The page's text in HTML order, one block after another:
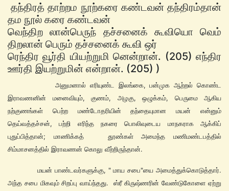
தந்திரத் தாற்றம நூற்கரை கண்டவன் தந்திரம்தான்
தம நூல் கரை கண்டவன்
வெந்திற லான்பெருந் தச்சனைக் கூவியொ வெம்
திறலான் பெரும் தச்சனைக் கூவி ஒர்
ரெந்திர வூர்தி யியற்றுமி னென்றான். (205) எந்திர
ஊர்தி இயற்றுமின் என்றான். (205) )
அனுமனால் எரியுண்ட இலங்கை, பன்முக ஆற்றல் கொண்ட
இராவணனின் மனைவியும், குணம், அழகு, ஒழுக்கம், பெருமை ஆகிய
நற்குணங்கள் பெற்ற மண்டோதரியின் தந்தையுமான மயன் என்னும்
தெய்வத்தச்சன், பற்றி எரிந்த நகரை பொலிவுடைய மாநகராக ஆக்கிப்
புதுப்பித்தான்; மாணிக்கத் தூண்கள் அமைந்த மணிமண்டபத்தில்
சிம்மாசனத்தில் இராவணன் கொலு வீற்றிருந்தான்.
மயன் பாண்டவர்களுக்கு, " மாய சபை"யை அமைத்துக்கொடுத்தார்.
அந்த சபை மிகவும் சிறப்பு வாய்ந்தது. ஸ்ரீ கிருஷ்ணரின் வேண்டுகோளை ஏற்று